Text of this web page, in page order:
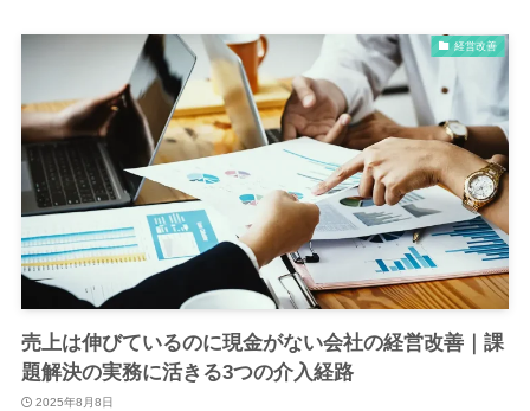
経営改善
売上は伸びているのに現金がない会社の経営改善｜課
題解決の実務に活きる3つの介入経路
2025年8月8日